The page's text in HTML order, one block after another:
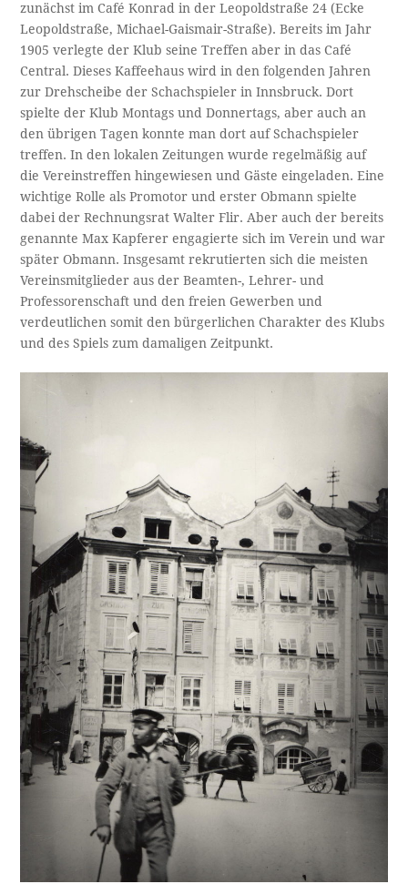
zunächst im Café Konrad in der Leopoldstraße 24 (Ecke
Leopoldstraße, Michael-Gaismair-Straße). Bereits im Jahr
1905 verlegte der Klub seine Treffen aber in das Café
Central. Dieses Kaffeehaus wird in den folgenden Jahren
zur Drehscheibe der Schachspieler in Innsbruck. Dort
spielte der Klub Montags und Donnertags, aber auch an
den übrigen Tagen konnte man dort auf Schachspieler
treffen. In den lokalen Zeitungen wurde regelmäßig auf
die Vereinstreffen hingewiesen und Gäste eingeladen. Eine
wichtige Rolle als Promotor und erster Obmann spielte
dabei der Rechnungsrat Walter Flir. Aber auch der bereits
genannte Max Kapferer engagierte sich im Verein und war
später Obmann. Insgesamt rekrutierten sich die meisten
Vereinsmitglieder aus der Beamten-, Lehrer- und
Professorenschaft und den freien Gewerben und
verdeutlichen somit den bürgerlichen Charakter des Klubs
und des Spiels zum damaligen Zeitpunkt.